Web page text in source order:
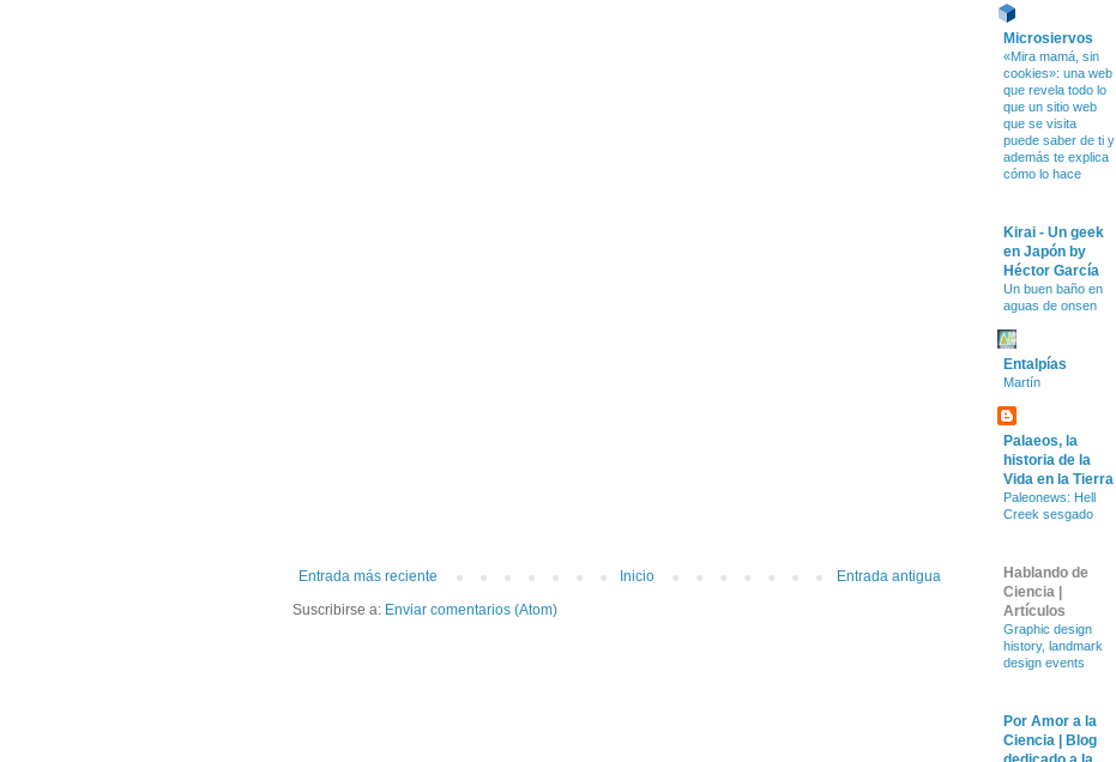
Entrada más reciente Entrada antigua
Inicio
Suscribirse a: Enviar comentarios (Atom)
Microsiervos
«Mira mamá, sin
cookies»: una web
que revela todo lo
que un sitio web
que se visita
puede saber de ti y
además te explica
cómo lo hace
Kirai - Un geek
en Japón by
Héctor García
Un buen baño en
aguas de onsen
Entalpías
Martín
Palaeos, la
historia de la
Vida en la Tierra
Paleonews: Hell
Creek sesgado
Hablando de
Ciencia |
Artículos
Graphic design
history, landmark
design events
Por Amor a la
Ciencia | Blog